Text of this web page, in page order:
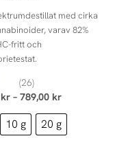
med cirka
varav 82%
fritt och
(26)
kr – 789,00 kr
789,00 kr
10 g 20 g